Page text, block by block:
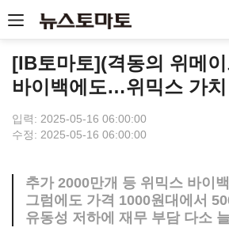
[IB토마토](격동의 위메
바이백에도…위믹스 가
입력: 2025-05-16 06:00:00
수정: 2025-05-16 06:00:00
추가 2000만개 등 위믹스 바이
그럼에도 가격 1000원대에서
유동성 저하에 재무 부담 다소